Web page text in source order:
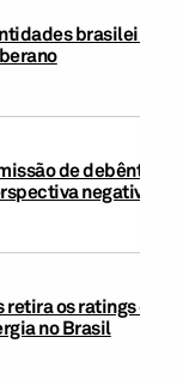
brasileiras
de
negativa
retira os ratings de
no Brasil